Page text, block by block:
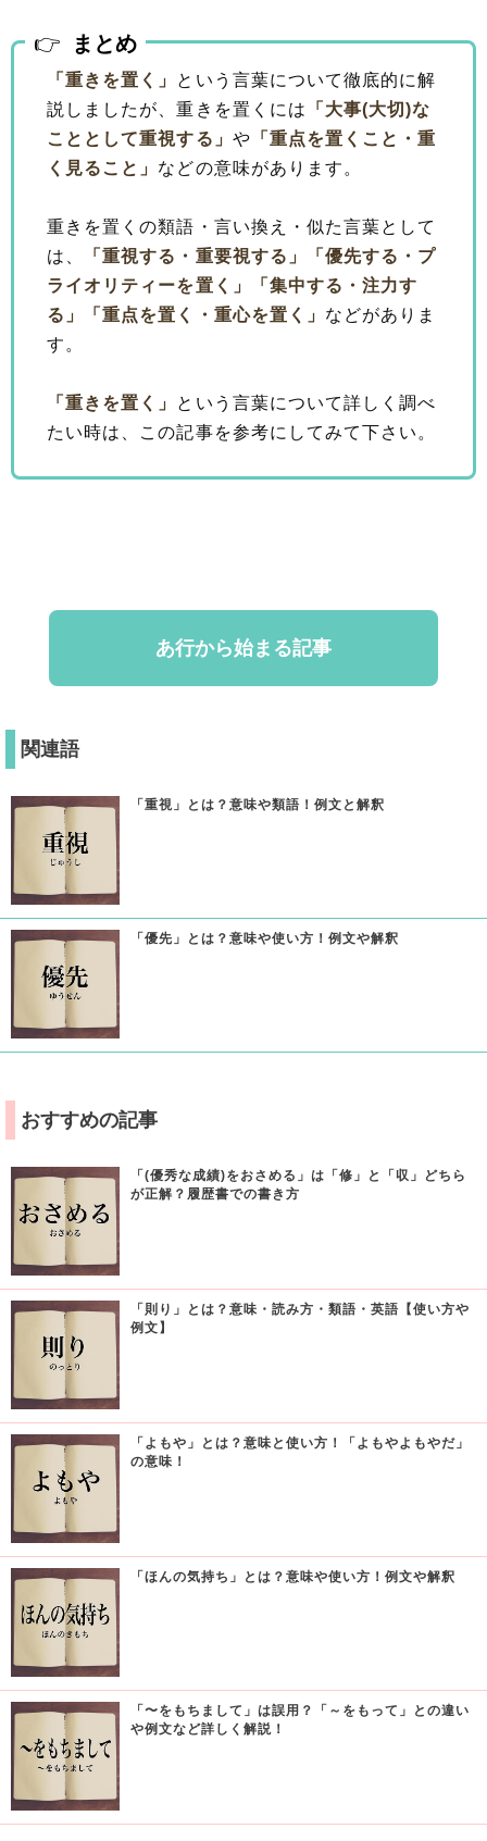
まとめ
「重きを置く」 という言葉について徹底的に解
説しましたが、重きを置くには
「大事(大切)な
こととして重視する」 や 「重点を置くこと・重
く見ること」 などの意味があります。
重きを置くの類語・言い換え・似た言葉として
は、
「重視する・重要視する」
「優先する・プ
ライオリティーを置く」
「集中する・注力す
る」
「重点を置く・重心を置く」 などがありま
す。
「重きを置く」 という言葉について詳しく調べ
たい時は、この記事を参考にしてみて下さい。
あ行から始まる記事
関連語
「重視」とは？意味や類語！例文と解釈
「優先」とは？意味や使い方！例文や解釈
おすすめの記事
「(優秀な成績)をおさめる」は「修」と「収」どちら
が正解？履歴書での書き方
「則り」とは？意味・読み方・類語・英語【使い方や
例文】
「よもや」とは？意味と使い方！「よもやよもやだ」
の意味！
「ほんの気持ち」とは？意味や使い方！例文や解釈
「〜をもちまして」は誤用？「～をもって」との違い
や例文など詳しく解説！